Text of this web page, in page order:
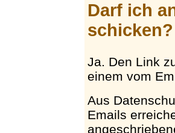
Darf ich
schicken?
Ja. Den Link
einem vom
Aus
Emails